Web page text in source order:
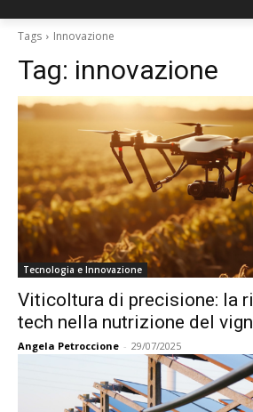
Tags Innovazione
Tag: innovazione
Tecnologia e Innovazione
Viticoltura di precisione: la
tech nella nutrizione del
Angela Petroccione - 29/07/2025